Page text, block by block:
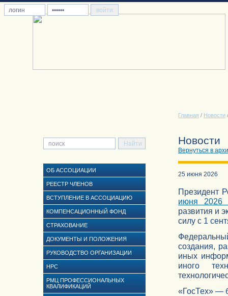
Главная / Новости
ОБ АССОЦИАЦИИ
РЕЕСТР ЧЛЕНОВ
ВСТУПЛЕНИЕ В АССОЦИАЦИЮ
КОМПЕНСАЦИОННЫЙ ФОНД
СТРАХОВАНИЕ
ДОКУМЕНТЫ И ПОЛОЖЕНИЯ
РУКОВОДСТВО ОРГАНИЗАЦИИ
НРС
РМЦ ПРОФЕССИОНАЛЬНЫХ
КВАЛИФИКАЦИЙ
Новости
Вернуться в
25 июня 2026
Президент
июня
развития и
силу с 1
создания,
иных
иного
«ГосТех» —